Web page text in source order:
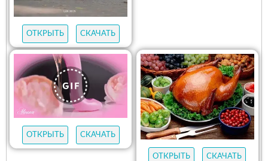
ОТКРЫТЬ СКАЧАТЬ
ОТКРЫТЬ СКАЧАТЬ
ОТКРЫТЬ СКАЧАТЬ